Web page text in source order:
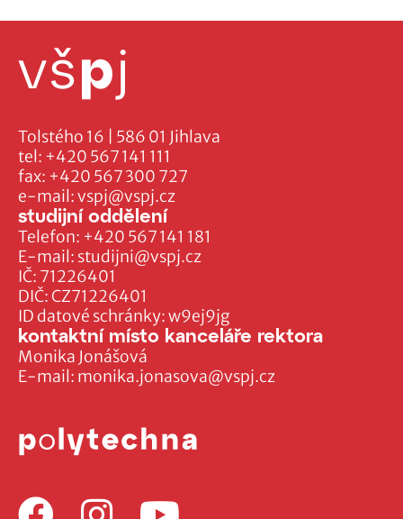
Tolstého 16 | 586 01 Jihlava
tel: +420 567 141 111
fax: +420 567 300 727
e-mail:vspj@vspj.cz
IČ: 71226401
DIČ: CZ71226401
ID datové schránky: w9ej9jg
studijní oddělení
Telefon: +420 567 141 181
E-mail: studijni@vspj.cz
kontaktní místo kanceláře rektora
Monika Jonášová
E-mail: monika.jonasova@vspj.cz